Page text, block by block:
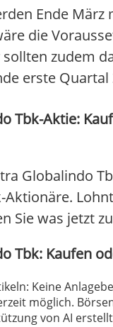
Ende
die
zudem
erste
Tbk-Aktie:
Globalindo
Sie was jetzt
Tbk: Kaufen
Keine
möglich.
von AI